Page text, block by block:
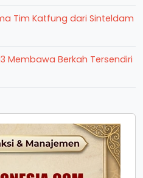
Tim Katfung dari Sinteldam
Membawa Berkah Tersendiri